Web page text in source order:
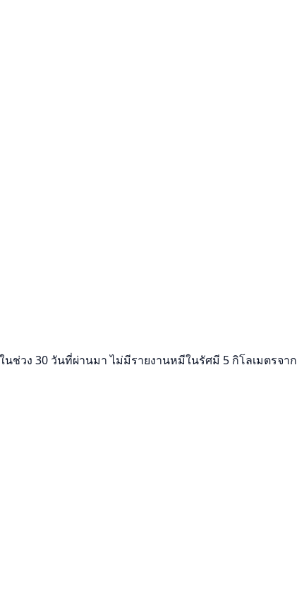
ช่วง 30 วันที่ผ่านมา ไม่มีรายงานหมีในรัศมี 5 กิโลเมตรจาก